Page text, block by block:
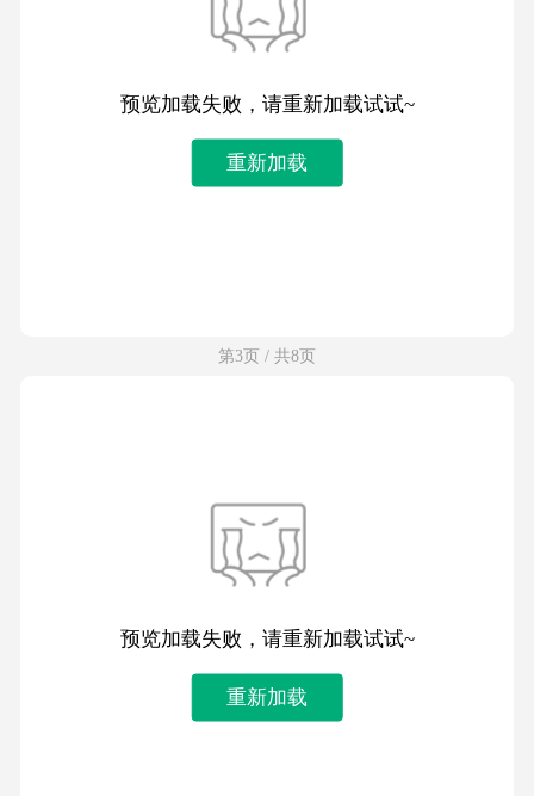
预览加载失败，请重新加载试试~
重新加载
第3页 / 共8页
预览加载失败，请重新加载试试~
重新加载